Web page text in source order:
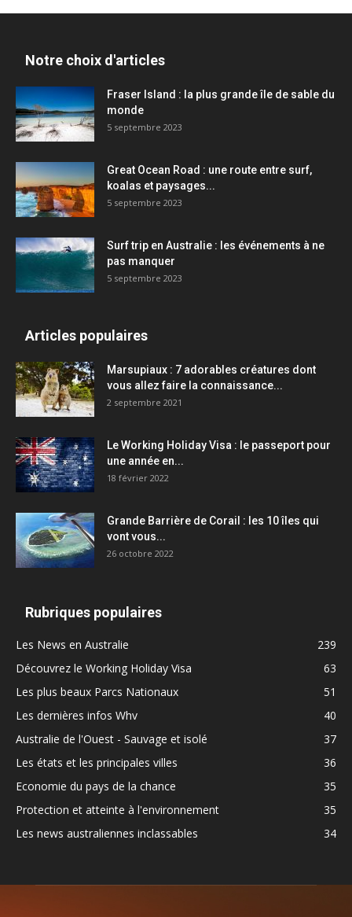
Notre choix d'articles
Fraser Island : la plus grande île de sable du
monde
5 septembre 2023
Great Ocean Road : une route entre surf,
koalas et paysages...
5 septembre 2023
Surf trip en Australie : les événements à ne
pas manquer
5 septembre 2023
Articles populaires
Marsupiaux : 7 adorables créatures dont
vous allez faire la connaissance...
2 septembre 2021
Le Working Holiday Visa : le passeport pour
une année en...
18 février 2022
Grande Barrière de Corail : les 10 îles qui
vont vous...
26 octobre 2022
Rubriques populaires
Les News en Australie
239
Découvrez le Working Holiday Visa
63
Les plus beaux Parcs Nationaux
51
Les dernières infos Whv
40
Australie de l'Ouest - Sauvage et isolé
37
Les états et les principales villes
36
Economie du pays de la chance
35
Protection et atteinte à l'environnement
35
Les news australiennes inclassables
34